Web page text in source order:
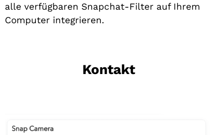
alle verfügbaren Snapchat-Filter auf Ihrem
Computer integrieren.
Kontakt